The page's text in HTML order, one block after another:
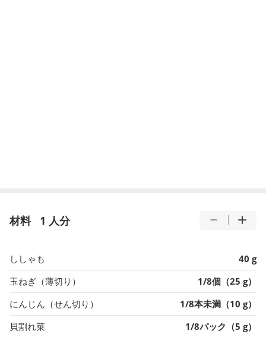
材料 1 人分
ししゃも
40 g
玉ねぎ（薄切り）
1/8個（25 g）
にんじん（せん切り）
1/8本未満（10 g）
貝割れ菜
1/8パック（5 g）